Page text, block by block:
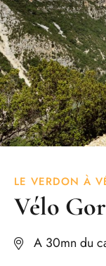
LE VERDON À
Vélo
A 30mn du